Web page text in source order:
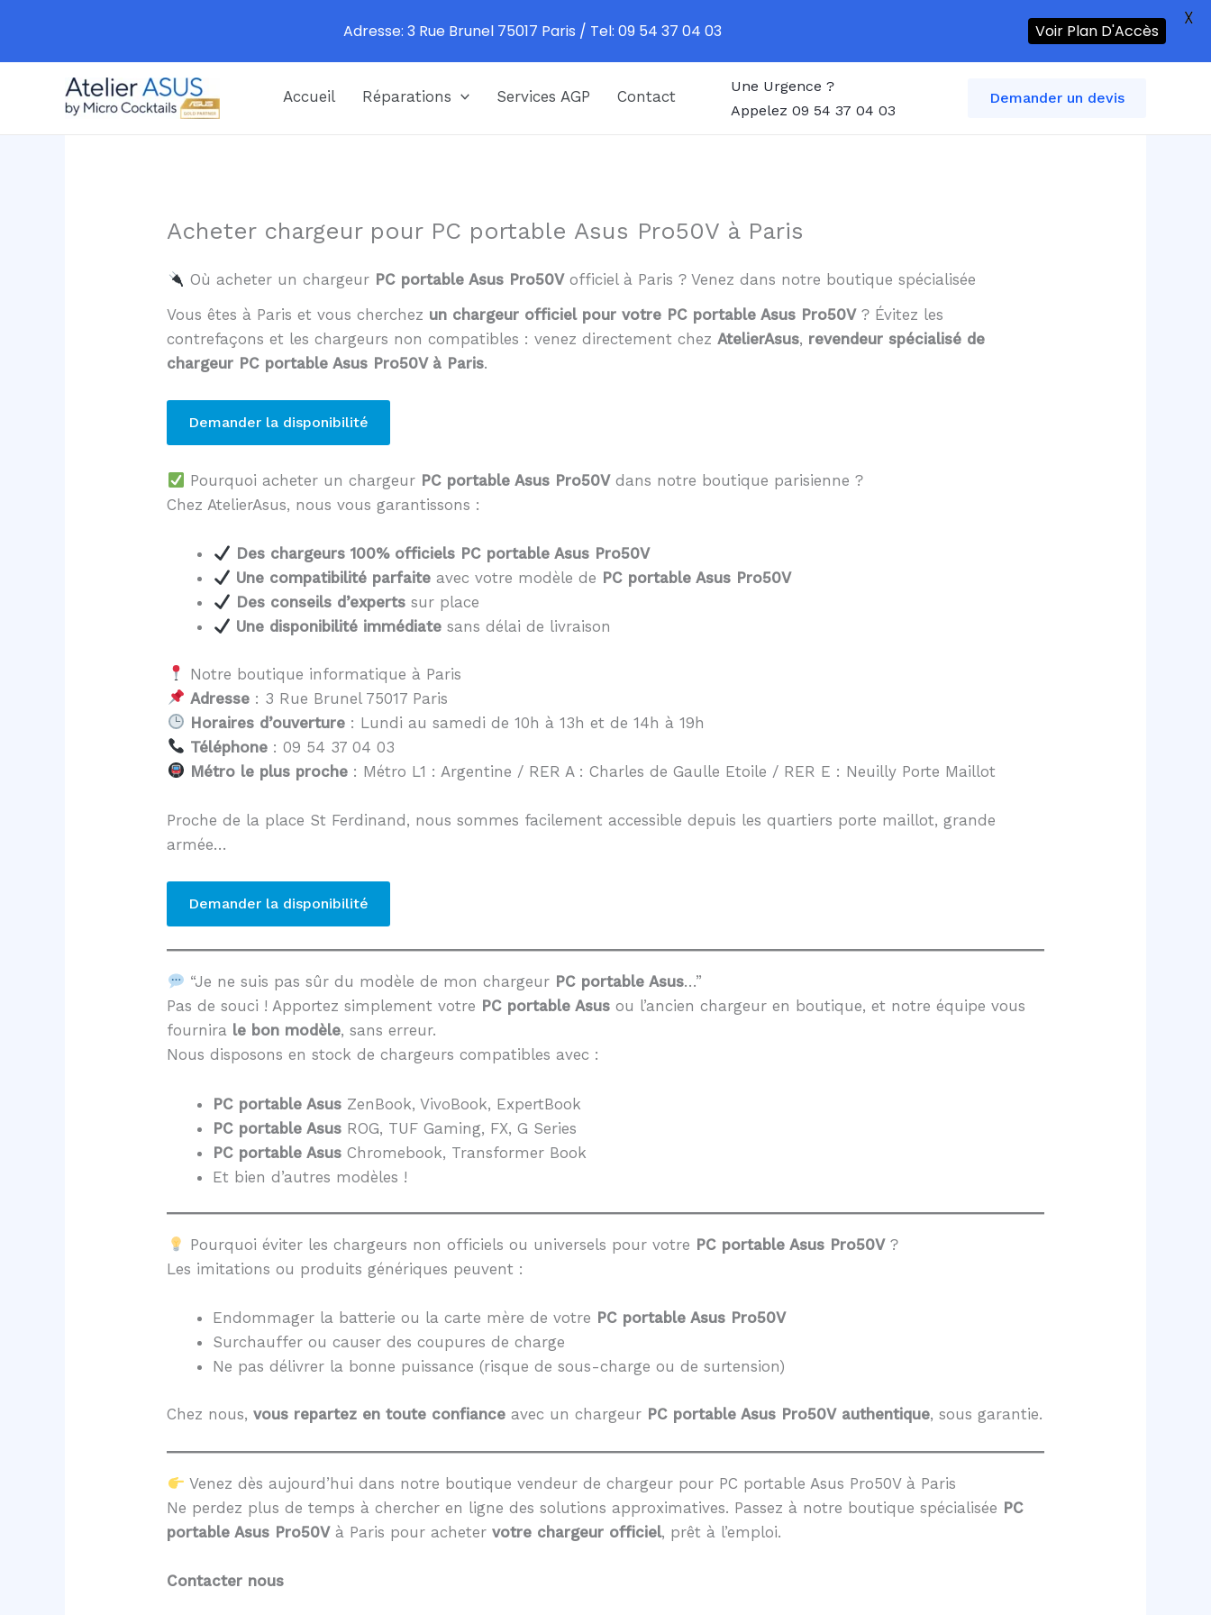
Accueil Réparations Services AGP Contact
Une Urgence ?
Appelez 09 54 37 04 03
Demander un devis
Acheter chargeur pour PC portable Asus Pro50V à Paris
Où acheter un chargeur PC portable Asus Pro50Vofficiel à Paris ? Venez dans notre boutique spécialisée
Vous êtes à Paris et vous cherchez un chargeur officiel pour votre PC portable Asus Pro50V? Évitez les
contrefaçons et les chargeurs non compatibles : venez directement chezAtelierAsus, revendeur spécialisé de
chargeur PC portable Asus Pro50V à Paris.
Demander la disponibilité
Pourquoi acheter un chargeur PC portable Asus Pro50Vdans notre boutique parisienne ?
Chez AtelierAsus, nous vous garantissons :
Des chargeurs 100% officiels PC portable Asus Pro50V
Une compatibilité parfaiteavec votre modèle de PC portable Asus Pro50V
Des conseils d’expertssur place
Une disponibilité immédiatesans délai de livraison
Notre boutique informatique à Paris
Adresse: 3 Rue Brunel 75017 Paris
Horaires d’ouverture: Lundi au samedi de 10h à 13h et de 14h à 19h
Téléphone: 09 54 37 04 03
Métro le plus proche: Métro L1 : Argentine / RER A : Charles de Gaulle Etoile / RER E : Neuilly Porte Maillot
Proche de la place St Ferdinand, nous sommes facilement accessible depuis les quartiers porte maillot, grande
armée…
Demander la disponibilité
“Je ne suis pas sûr du modèle de mon chargeur PC portable Asus…”
Pas de souci ! Apportez simplement votre PC portable Asusou l’ancien chargeur en boutique, et notre équipe vous
fournira le bon modèle, sans erreur.
Nous disposons en stock de chargeurs compatibles avec :
PC portable Asus ZenBook, VivoBook, ExpertBook
PC portable Asus ROG, TUF Gaming, FX, G Series
PC portable AsusChromebook, Transformer Book
Et bien d’autres modèles !
Pourquoi éviter les chargeurs non officiels ou universels pour votre PC portable Asus Pro50V?
Les imitations ou produits génériques peuvent :
Endommager la batterie ou la carte mère de votre PC portable Asus Pro50V
Surchauffer ou causer des coupures de charge
Ne pas délivrer la bonne puissance (risque de sous-charge ou de surtension)
Chez nous,vous repartez en toute confiance avec un chargeur PC portable Asus Pro50V authentique, sous garantie.
Venez dès aujourd’hui dans notre boutique vendeur de chargeur pour PC portable Asus Pro50V à Paris
Ne perdez plus de temps à chercher en ligne des solutions approximatives. Passez à notre boutique spécialisée PC
portable Asus Pro50Và Paris pour achetervotre chargeur officiel, prêt à l’emploi.
Contacter nous
Adresse: 3 Rue Brunel 75017 Paris / Tel: 09 54 37 04 03 Voir Plan D'Accès
X